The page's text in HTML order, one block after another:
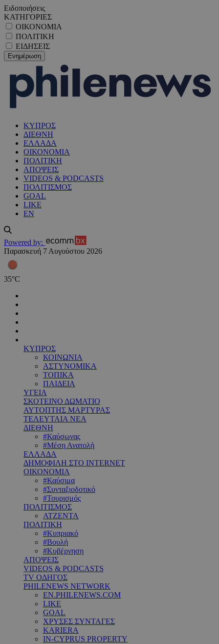
Ειδοποιήσεις
ΚΑΤΗΓΟΡΙΕΣ
ΟΙΚΟΝΟΜΙΑ
ΠΟΛΙΤΙΚΗ
ΕΙΔΗΣΕΙΣ
ΚΥΠΡΟΣ
ΔΙΕΘΝΗ
ΕΛΛΑΔΑ
ΟΙΚΟΝΟΜΙΑ
ΠΟΛΙΤΙΚΗ
ΑΠΟΨΕΙΣ
VIDEOS & PODCASTS
ΠΟΛΙΤΙΣΜΟΣ
GOAL
LIKE
EN
Powered by:
Παρασκευή 7 Αυγούστου 2026
35°C
ΚΥΠΡΟΣ
ΚΟΙΝΩΝΙΑ
ΑΣΤΥΝΟΜΙΚΑ
ΤΟΠΙΚΑ
ΠΑΙΔΕΙΑ
ΥΓΕΙΑ
ΣΚΟΤΕΙΝΟ ΔΩΜΑΤΙΟ
ΑΥΤΟΠΤΗΣ ΜΑΡΤΥΡΑΣ
ΤΕΛΕΥΤΑΙΑ ΝΕΑ
ΔΙΕΘΝΗ
#Καύσωνας
#Μέση Ανατολή
ΕΛΛΑΔΑ
ΔΗΜΟΦΙΛΗ ΣΤΟ INTERNET
ΟΙΚΟΝΟΜΙΑ
#Καύσιμα
#Συνταξιοδοτικό
#Τουρισμός
ΠΟΛΙΤΙΣΜΟΣ
ΑΤΖΕΝΤΑ
ΠΟΛΙΤΙΚΗ
#Κυπριακό
#Βουλή
#Κυβέρνηση
ΑΠΟΨΕΙΣ
VIDEOS & PODCASTS
TV ΟΔΗΓΟΣ
PHILENEWS NETWORK
EN.PHILENEWS.COM
LIKE
GOAL
ΧΡΥΣΕΣ ΣΥΝΤΑΓΕΣ
KARIERA
IN-CYPRUS PROPERTY